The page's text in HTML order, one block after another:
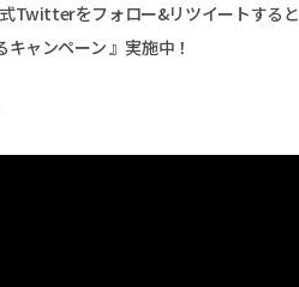
Twitterをフォロー&リツイートすると
キャンペーン 』実施中！